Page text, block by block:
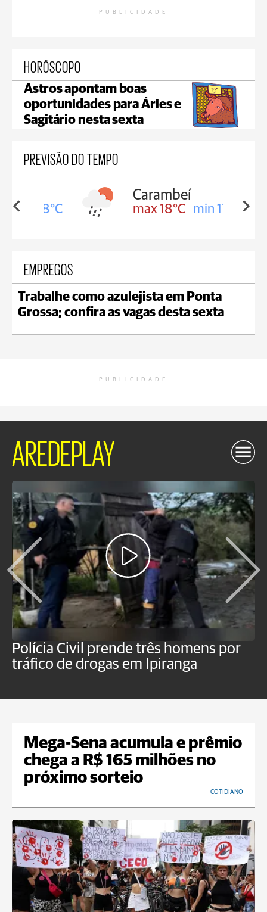
PUBLICIDADE
HORÓSCOPO
Astros apontam boas
oportunidades para Áries e
Sagitário nesta sexta
PREVISÃO DO TEMPO
18°C
Carambeí
max 18°C min 17°C
EMPREGOS
Trabalhe como azulejista em Ponta
Grossa; confira as vagas desta sexta
PUBLICIDADE
AREDEPLAY
Polícia Civil prende três homens por
tráfico de drogas em Ipiranga
Mega-Sena acumula e prêmio
chega a R$ 165 milhões no
próximo sorteio
COTIDIANO